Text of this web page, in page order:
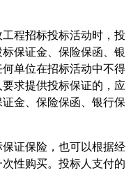
程招标投标活动时，投
保证金、保险保函、银
单位在招标活动中不得
求提供投标保证的，应
金、保险保函、银行保
证保险，也可以根据经
性购买。投标人支付的